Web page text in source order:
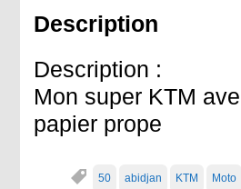
Description
Description :
Mon super KTM
papier prope
50 abidjan KTM Moto